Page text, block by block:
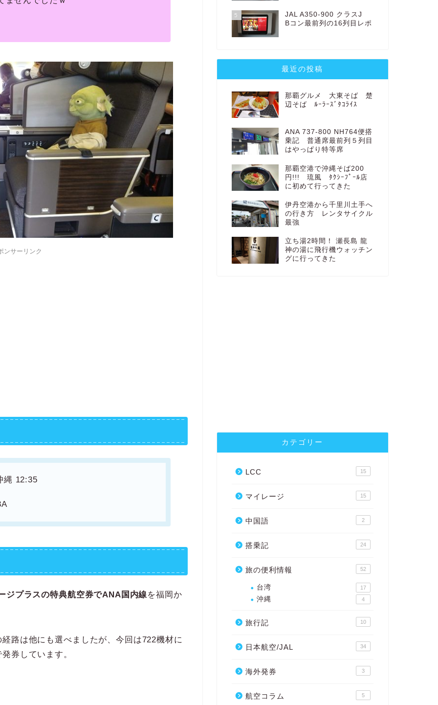
ンサーリンク
縄 12:35
ジプラスの特典航空券でANA国内線を福岡か
路は他にも選べましたが、今回は722機材に
券しています。
5
JAL A350-900 クラスJ
Bコン最前列の16列目レポ
最近の投稿
那覇グルメ 大東そば 楚
辺そば ﾙｰﾗｰｽﾞﾀｺﾗｲｽ
ANA 737-800 NH764便搭
乗記 普通席最前列５列目
はやっぱり特等席
那覇空港で沖縄そば200
円!!! 琉風 ﾀｸｼｰﾌﾟｰﾙ店
に初めて行ってきた
伊丹空港から千里川土手へ
の行き方 レンタサイクル
最強
立ち湯2時間！ 瀬長島 龍
神の湯に飛行機ウォッチン
グに行ってきた
カテゴリー
LCC 15
マイレージ 15
中国語 2
搭乗記 24
旅の便利情報 52
台湾 17
沖縄 4
旅行記 10
日本航空/JAL 34
海外発券 3
航空コラム 5